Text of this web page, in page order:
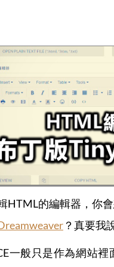
HTML的編輯器，你
？真要我
一般只是作為網站裡